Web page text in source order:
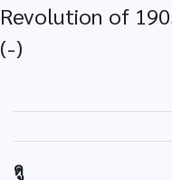
Revolution of
(-)
ดู